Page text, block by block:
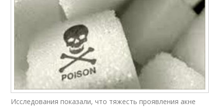
Исследования показали, что тяжесть проявления акне